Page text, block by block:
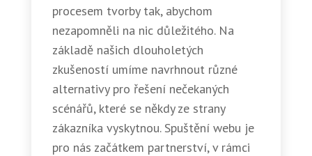
procesem tvorby tak, abychom
nezapomněli na nic důležitého. Na
základě našich dlouholetých
zkušeností umíme navrhnout různé
alternativy pro řešení nečekaných
scénářů, které se někdy ze strany
zákazníka vyskytnou. Spuštění webu je
pro nás začátkem partnerství, v rámci